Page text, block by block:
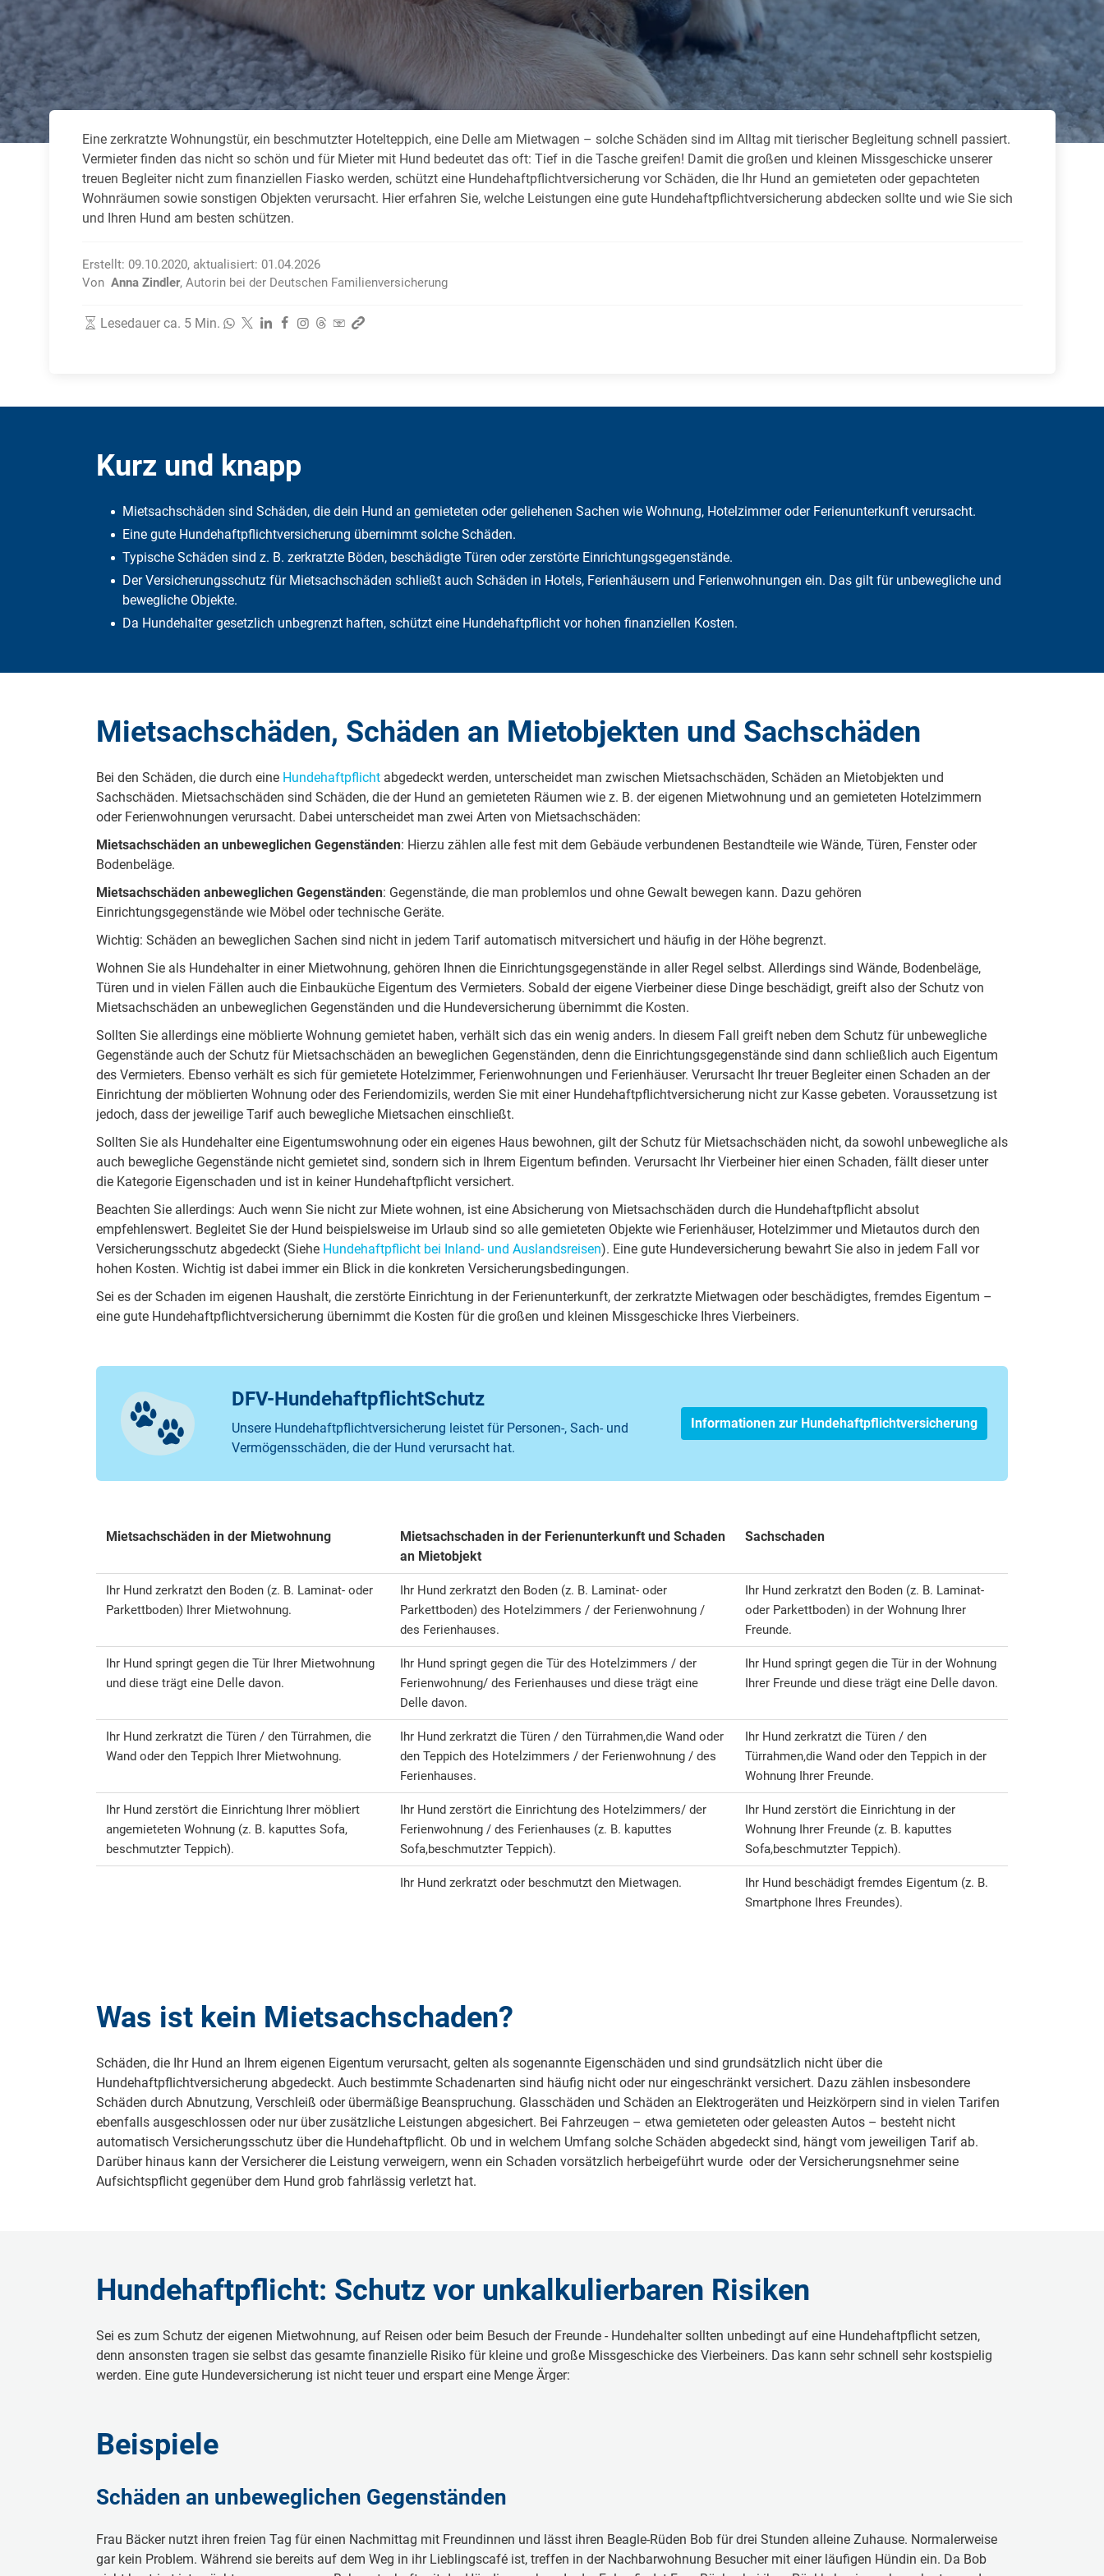
Zahnzusatzversicherung
Zahnzusatzversicherung für Kinder
Rasseportrait des Dackels
Zwingerhusten beim Hund
Würmer, Wurmkur & Entwurmung
Tierarztkosten für Hunde 2025
Listenhunde in Deutschland
Krank im Urlaub
Reiseapotheke
Packliste Urlaub
Portugal Urlaub
Urlaub mit Kindern
Das neue Elterngeld
Das Zuhause absichern
Ausfalldeckung in der Haftpflicht
Kurzschluss und Überspannung
Rauchmelder können Leben retten
Eine zerkratzte Wohnungstür, ein beschmutzter Hotelteppich, eine Delle am Mietwagen – solche Schäden sind im Alltag mit tierischer Begleitung schnell passiert.
Vermieter finden das nicht so schön und für Mieter mit Hund bedeutet das oft: Tief in die Tasche greifen! Damit die großen und kleinen Missgeschicke unserer
treuen Begleiter nicht zum finanziellen Fiasko werden, schützt eine Hundehaftpflichtversicherung vor Schäden, die Ihr Hund an gemieteten oder gepachteten
Wohnräumen sowie sonstigen Objekten verursacht. Hier erfahren Sie, welche Leistungen eine gute Hundehaftpflichtversicherung abdecken sollte und wie Sie sich
und Ihren Hund am besten schützen.
Erstellt: 09.10.2020, aktualisiert: 01.04.2026
Von Anna Zindler, Autorin bei der Deutschen Familienversicherung
Lesedauer ca. 5 Min.
Kurz und knapp
Mietsachschäden sind Schäden, die dein Hund an gemieteten oder geliehenen Sachen wie Wohnung, Hotelzimmer oder Ferienunterkunft verursacht.
Eine gute Hundehaftpflichtversicherung übernimmt solche Schäden.
Typische Schäden sind z. B. zerkratzte Böden, beschädigte Türen oder zerstörte Einrichtungsgegenstände.
Der Versicherungsschutz für Mietsachschäden schließt auch Schäden in Hotels, Ferienhäusern und Ferienwohnungen ein. Das gilt für unbewegliche und
bewegliche Objekte.
Da Hundehalter gesetzlich unbegrenzt haften, schützt eine Hundehaftpflicht vor hohen finanziellen Kosten.
Mietsachschäden, Schäden an Mietobjekten und Sachschäden
Bei den Schäden, die durch eine Hundehaftpflicht abgedeckt werden, unterscheidet man zwischen Mietsachschäden, Schäden an Mietobjekten und
Sachschäden. Mietsachschäden sind Schäden, die der Hund an gemieteten Räumen wie z. B. der eigenen Mietwohnung und an gemieteten Hotelzimmern
oder Ferienwohnungen verursacht. Dabei unterscheidet man zwei Arten von Mietsachschäden:
Mietsachschäden an unbeweglichen Gegenständen: Hierzu zählen alle fest mit dem Gebäude verbundenen Bestandteile wie Wände, Türen, Fenster oder
Bodenbeläge.
Mietsachschäden anbeweglichen Gegenständen: Gegenstände, die man problemlos und ohne Gewalt bewegen kann. Dazu gehören
Einrichtungsgegenstände wie Möbel oder technische Geräte.
Wichtig: Schäden an beweglichen Sachen sind nicht in jedem Tarif automatisch mitversichert und häufig in der Höhe begrenzt.
Wohnen Sie als Hundehalter in einer Mietwohnung, gehören Ihnen die Einrichtungsgegenstände in aller Regel selbst. Allerdings sind Wände, Bodenbeläge,
Türen und in vielen Fällen auch die Einbauküche Eigentum des Vermieters. Sobald der eigene Vierbeiner diese Dinge beschädigt, greift also der Schutz von
Mietsachschäden an unbeweglichen Gegenständen und die Hundeversicherung übernimmt die Kosten.
Sollten Sie allerdings eine möblierte Wohnung gemietet haben, verhält sich das ein wenig anders. In diesem Fall greift neben dem Schutz für unbewegliche
Gegenstände auch der Schutz für Mietsachschäden an beweglichen Gegenständen, denn die Einrichtungsgegenstände sind dann schließlich auch Eigentum
des Vermieters. Ebenso verhält es sich für gemietete Hotelzimmer, Ferienwohnungen und Ferienhäuser. Verursacht Ihr treuer Begleiter einen Schaden an der
Einrichtung der möblierten Wohnung oder des Feriendomizils, werden Sie mit einer Hundehaftpflichtversicherung nicht zur Kasse gebeten. Voraussetzung ist
jedoch, dass der jeweilige Tarif auch bewegliche Mietsachen einschließt.
Sollten Sie als Hundehalter eine Eigentumswohnung oder ein eigenes Haus bewohnen, gilt der Schutz für Mietsachschäden nicht, da sowohl unbewegliche als
auch bewegliche Gegenstände nicht gemietet sind, sondern sich in Ihrem Eigentum befinden. Verursacht Ihr Vierbeiner hier einen Schaden, fällt dieser unter
die Kategorie Eigenschaden und ist in keiner Hundehaftpflicht versichert.
Beachten Sie allerdings: Auch wenn Sie nicht zur Miete wohnen, ist eine Absicherung von Mietsachschäden durch die Hundehaftpflicht absolut
empfehlenswert. Begleitet Sie der Hund beispielsweise im Urlaub sind so alle gemieteten Objekte wie Ferienhäuser, Hotelzimmer und Mietautos durch den
Versicherungsschutz abgedeckt (Siehe Hundehaftpflicht bei Inland- und Auslandsreisen). Eine gute Hundeversicherung bewahrt Sie also in jedem Fall vor
hohen Kosten. Wichtig ist dabei immer ein Blick in die konkreten Versicherungsbedingungen.
Sei es der Schaden im eigenen Haushalt, die zerstörte Einrichtung in der Ferienunterkunft, der zerkratzte Mietwagen oder beschädigtes, fremdes Eigentum –
eine gute Hundehaftpflichtversicherung übernimmt die Kosten für die großen und kleinen Missgeschicke Ihres Vierbeiners.
DFV-HundehaftpflichtSchutz
Unsere Hundehaftpflichtversicherung leistet für Personen-, Sach- und
Vermögensschäden, die der Hund verursacht hat.
Informationen zur Hundehaftpflichtversicherung
Mietsachschäden in der Mietwohnung
Mietsachschaden in der Ferienunterkunft und Schaden
an Mietobjekt
Sachschaden
Ihr Hund zerkratzt den Boden (z. B. Laminat- oder
Parkettboden) Ihrer Mietwohnung.
Ihr Hund zerkratzt den Boden (z. B. Laminat- oder
Parkettboden) des Hotelzimmers / der Ferienwohnung /
des Ferienhauses.
Ihr Hund zerkratzt den Boden (z. B. Laminat-
oder Parkettboden) in der Wohnung Ihrer
Freunde.
Ihr Hund springt gegen die Tür Ihrer Mietwohnung
und diese trägt eine Delle davon.
Ihr Hund springt gegen die Tür des Hotelzimmers / der
Ferienwohnung/ des Ferienhauses und diese trägt eine
Delle davon.
Ihr Hund springt gegen die Tür in der Wohnung
Ihrer Freunde und diese trägt eine Delle davon.
Ihr Hund zerkratzt die Türen / den Türrahmen, die
Wand oder den Teppich Ihrer Mietwohnung.
Ihr Hund zerkratzt die Türen / den Türrahmen,die Wand oder
den Teppich des Hotelzimmers / der Ferienwohnung / des
Ferienhauses.
Ihr Hund zerkratzt die Türen / den
Türrahmen,die Wand oder den Teppich in der
Wohnung Ihrer Freunde.
Ihr Hund zerstört die Einrichtung Ihrer möbliert
angemieteten Wohnung (z. B. kaputtes Sofa,
beschmutzter Teppich).
Ihr Hund zerstört die Einrichtung des Hotelzimmers/ der
Ferienwohnung / des Ferienhauses (z. B. kaputtes
Sofa,beschmutzter Teppich).
Ihr Hund zerstört die Einrichtung in der
Wohnung Ihrer Freunde (z. B. kaputtes
Sofa,beschmutzter Teppich).
Ihr Hund zerkratzt oder beschmutzt den Mietwagen.
Ihr Hund beschädigt fremdes Eigentum (z. B.
Smartphone Ihres Freundes).
Was ist kein Mietsachschaden?
Schäden, die Ihr Hund an Ihrem eigenen Eigentum verursacht, gelten als sogenannte Eigenschäden und sind grundsätzlich nicht über die
Hundehaftpflichtversicherung abgedeckt. Auch bestimmte Schadenarten sind häufig nicht oder nur eingeschränkt versichert. Dazu zählen insbesondere
Schäden durch Abnutzung, Verschleiß oder übermäßige Beanspruchung. Glasschäden und Schäden an Elektrogeräten und Heizkörpern sind in vielen Tarifen
ebenfalls ausgeschlossen oder nur über zusätzliche Leistungen abgesichert. Bei Fahrzeugen – etwa gemieteten oder geleasten Autos – besteht nicht
automatisch Versicherungsschutz über die Hundehaftpflicht. Ob und in welchem Umfang solche Schäden abgedeckt sind, hängt vom jeweiligen Tarif ab.
Darüber hinaus kann der Versicherer die Leistung verweigern, wenn ein Schaden vorsätzlich herbeigeführt wurde oder der Versicherungsnehmer seine
Aufsichtspflicht gegenüber dem Hund grob fahrlässig verletzt hat.
Hundehaftpflicht: Schutz vor unkalkulierbaren Risiken
Sei es zum Schutz der eigenen Mietwohnung, auf Reisen oder beim Besuch der Freunde - Hundehalter sollten unbedingt auf eine Hundehaftpflicht setzen,
denn ansonsten tragen sie selbst das gesamte finanzielle Risiko für kleine und große Missgeschicke des Vierbeiners. Das kann sehr schnell sehr kostspielig
werden. Eine gute Hundeversicherung ist nicht teuer und erspart eine Menge Ärger:
Beispiele
Schäden an unbeweglichen Gegenständen
Frau Bäcker nutzt ihren freien Tag für einen Nachmittag mit Freundinnen und lässt ihren Beagle-Rüden Bob für drei Stunden alleine Zuhause. Normalerweise
gar kein Problem. Während sie bereits auf dem Weg in ihr Lieblingscafé ist, treffen in der Nachbarwohnung Besucher mit einer läufigen Hündin ein. Da Bob